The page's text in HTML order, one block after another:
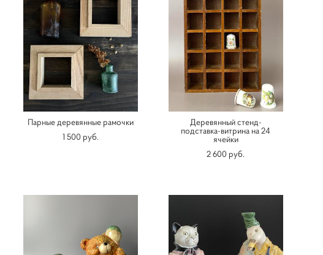
Парные деревянные рамочки
1 500 pуб.
Деревянный стенд-
подставка-витрина на 24
ячейки
2 600 pуб.